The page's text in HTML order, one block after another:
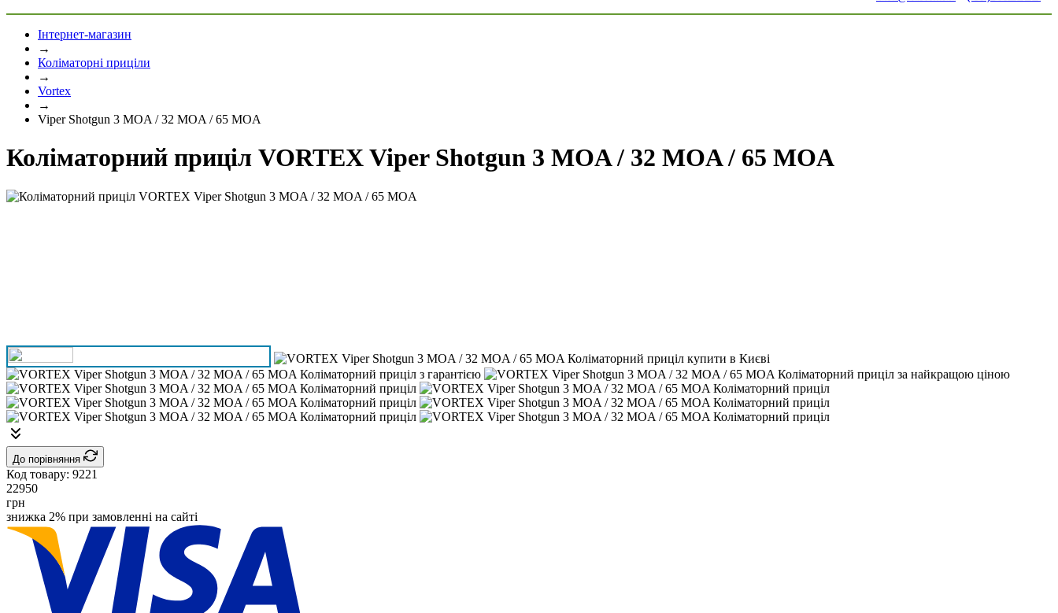
Інтернет-магазин
→
Коліматорні приціли
→
Vortex
→
Viper Shotgun 3 MOA / 32 MOA / 65 MOA
Коліматорний приціл VORTEX Viper Shotgun 3 MOA / 32 MOA / 65 MOA
До порівняння
Код товару: 9221
22950
грн
знижка 2% при замовленні на сайті